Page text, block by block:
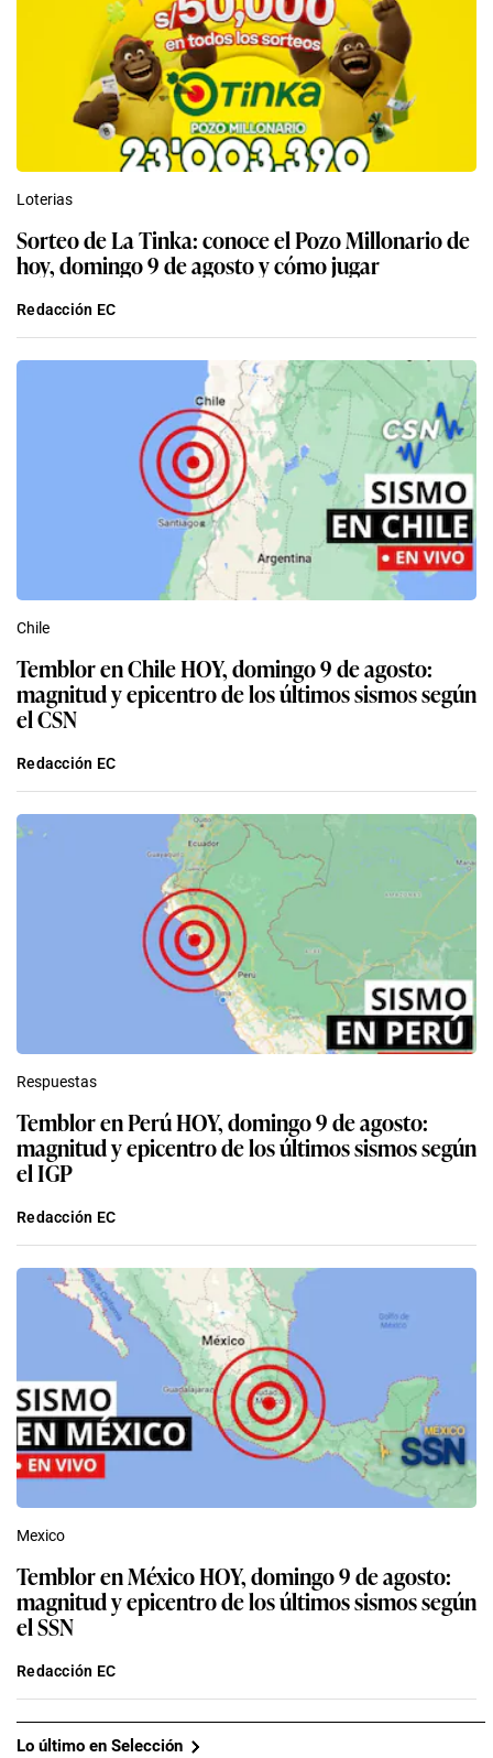
Loterias
Sorteo de La Tinka: conoce el Pozo Millonario de
hoy, domingo 9 de agosto y cómo jugar
Redacción EC
Chile
Temblor en Chile HOY, domingo 9 de agosto:
magnitud y epicentro de los últimos sismos según
el CSN
Redacción EC
Respuestas
Temblor en Perú HOY, domingo 9 de agosto:
magnitud y epicentro de los últimos sismos según
el IGP
Redacción EC
Mexico
Temblor en México HOY, domingo 9 de agosto:
magnitud y epicentro de los últimos sismos según
el SSN
Redacción EC
Lo último en Selección